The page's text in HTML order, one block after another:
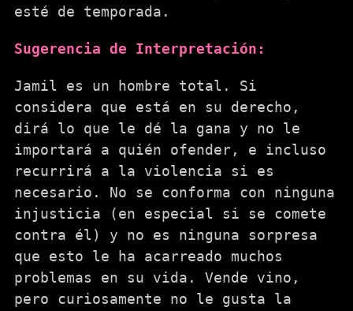
esté de temporada.
Sugerencia de Interpretación:
Jamil es un hombre total. Si
considera que está en su derecho,
dirá lo que le dé la gana y no le
importará a quién ofender, e incluso
recurrirá a la violencia si es
necesario. No se conforma con ninguna
injusticia (en especial si se comete
contra él) y no es ninguna sorpresa
que esto le ha acarreado muchos
problemas en su vida. Vende vino,
pero curiosamente no le gusta la